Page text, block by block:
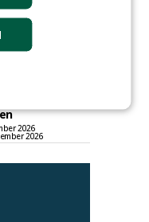
Annuals'
planten
internationale
2026
2026